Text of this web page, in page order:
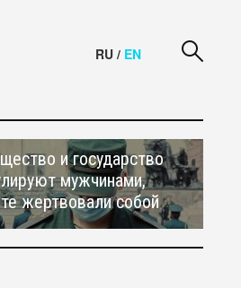
RU / EN
и государство
мужчинами,
жертвовали собой